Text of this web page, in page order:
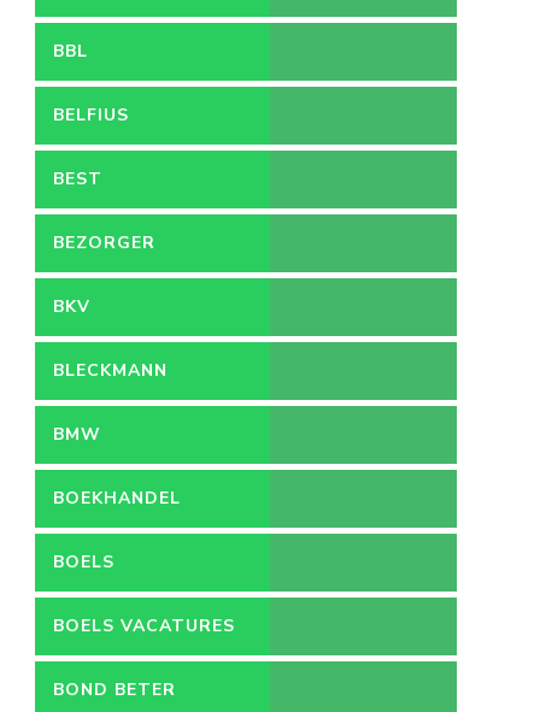
BBL
BELFIUS
BEST
BEZORGER
BKV
BLECKMANN
BMW
BOEKHANDEL
BOELS
BOELS VACATURES
BOND BETER